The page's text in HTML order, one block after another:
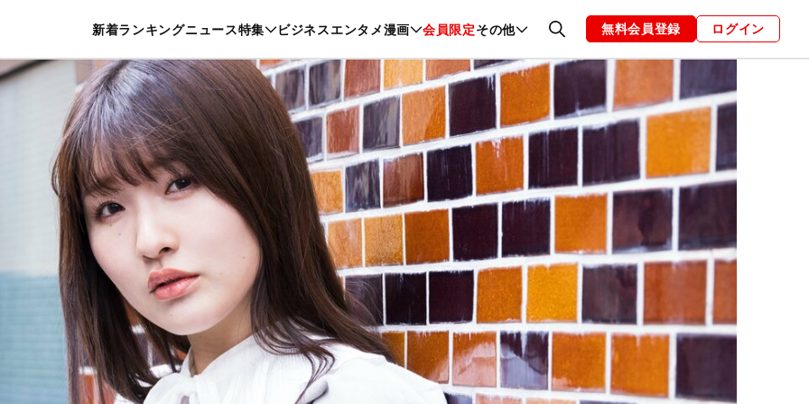
新着ランキングニュース特集 ビジネスエンタメ漫画 会員限定その他
暮らし スポーツ ヘルスケア 美容 グルメ ファッション 恋愛・結婚 編集部 お知らせ
無料会員登録 ログイン